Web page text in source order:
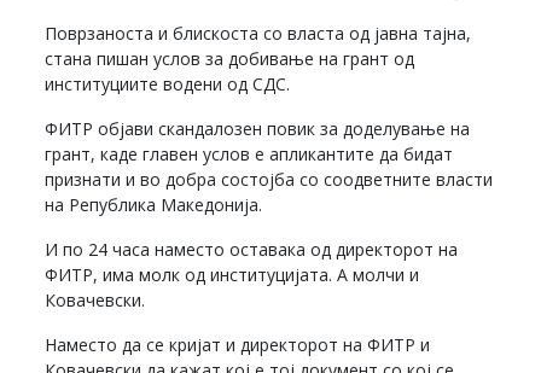
Поврзаноста и блискоста со власта од јавна тајна,
стана пишан услов за добивање на грант од
институциите водени од СДС.
ФИТР објави скандалозен повик за доделување на
грант, каде главен услов е апликантите да бидат
признати и во добра состојба со соодветните власти
на Република Македонија.
И по 24 часа наместо оставака од директорот на
ФИТР, има молк од институцијата. А молчи и
Ковачевски.
Наместо да се кријат и директорот на ФИТР и